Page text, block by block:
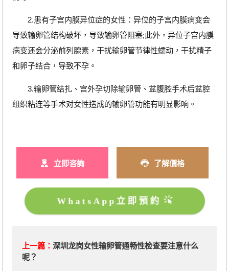
2.患有子宫内膜异位症的女性：异位的子宫内膜病变会
导致输卵管结构破坏，导致输卵管阻塞;此外，异位子宫内膜
病变还会分泌前列腺素，干扰输卵管节律性蠕动，干扰精子
和卵子结合，导致不孕。
3.输卵管结扎、宫外孕切除输卵管、盆腹腔手术后盆腔
组织粘连等手术对女性造成的输卵管功能有明显影响。
立即咨詢 了解價格
WhatsApp立即預約
上一篇： 深圳龙岗女性输卵管通畅性检查要注意什么
呢？